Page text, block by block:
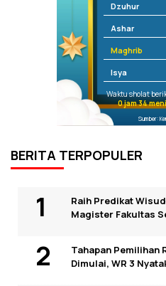
Dzuhur
Ashar
Maghrib
Isya
Waktu sholat
0 jam 34
Sumber:
BERITA TERPOPULER
Raih Predikat
Magister Fakultas
Tahapan Pemilihan
Dimulai, WR 3